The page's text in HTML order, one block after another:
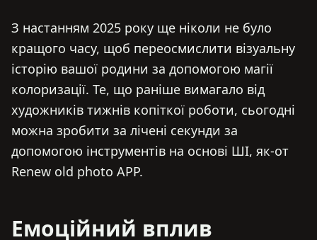
З настанням 2025 року ще ніколи не було
кращого часу, щоб переосмислити візуальну
історію вашої родини за допомогою магії
колоризації. Те, що раніше вимагало від
художників тижнів копіткої роботи, сьогодні
можна зробити за лічені секунди за
допомогою інструментів на основі ШІ, як-от
Renew old photo APP.
Емоційний вплив